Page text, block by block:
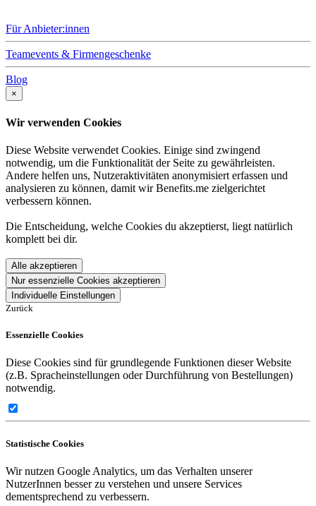
Für Anbieter:innen
Teamevents & Firmengeschenke
Blog
×
Wir verwenden Cookies
Diese Website verwendet Cookies. Einige sind zwingend
notwendig, um die Funktionalität der Seite zu gewährleisten.
Andere helfen uns, Nutzeraktivitäten anonymisiert erfassen und
analysieren zu können, damit wir Benefits.me zielgerichtet
verbessern können.
Die Entscheidung, welche Cookies du akzeptierst, liegt natürlich
komplett bei dir.
Alle akzeptieren
Nur essenzielle Cookies akzeptieren
Individuelle Einstellungen
Zurück
Essenzielle Cookies
Diese Cookies sind für grundlegende Funktionen dieser Website
(z.B. Spracheinstellungen oder Durchführung von Bestellungen)
notwendig.
Statistische Cookies
Wir nutzen Google Analytics, um das Verhalten unserer
NutzerInnen besser zu verstehen und unsere Services
dementsprechend zu verbessern.